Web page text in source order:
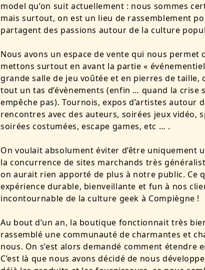
model qu’on suit actuellement : nous sommes
mais surtout, on est un lieu de rassemblement
partagent des passions autour de la culture
Nous avons un espace de vente qui nous permet
mettons surtout en avant la partie «
grande salle de jeu voûtée et en pierres de taille,
tout un tas d’évènements (enfin … quand la crise
empêche pas). Tournois, expos d’artistes autour
rencontres avec des auteurs, soirées jeux vidéo,
soirées costumées, escape games, etc … .
On voulait absolument éviter d’être uniquement
la concurrence de sites marchands très
on aurait rien apporté de plus à notre public. Ce
expérience durable, bienveillante et fun à nos
incontournable de la culture geek à Compiègne !
Au bout d’un an, la boutique fonctionnait très
rassemblé une communauté de charmantes et
nous. On s’est alors demandé comment étendre
C’est là que nous avons décidé de nous